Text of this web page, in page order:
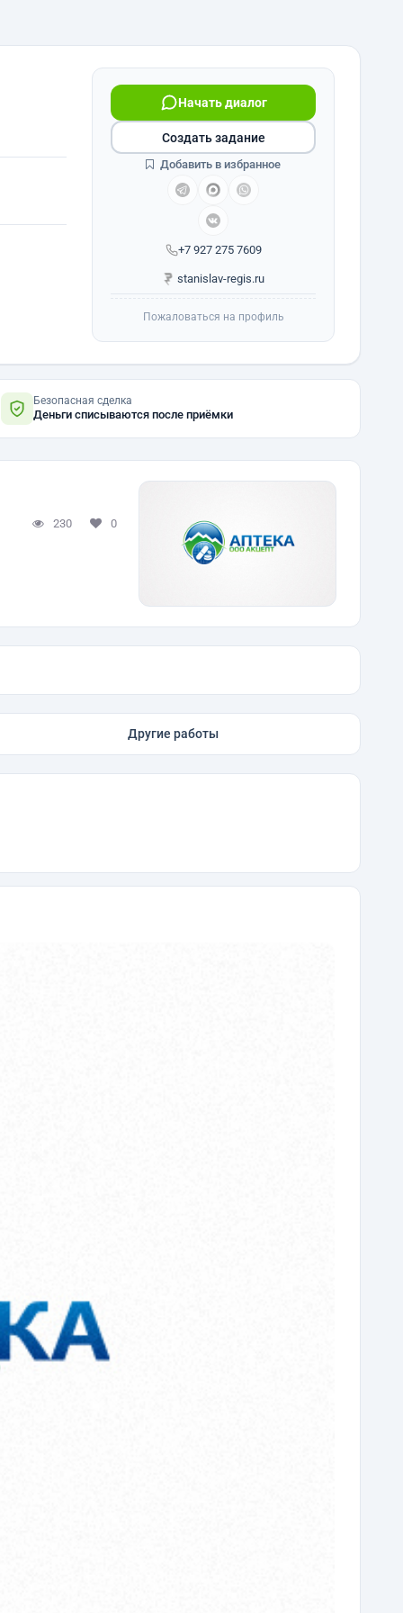
+7 927 275 7609
Начать диалог
stanislav-regis.ru
Создать задание
Добавить в избранное
Пожаловаться на профиль
Безопасная сделка
Деньги списываются после приёмки
230 0
Другие работы